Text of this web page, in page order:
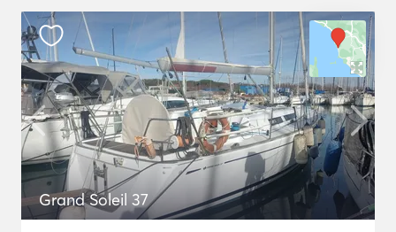
Grand Soleil 37